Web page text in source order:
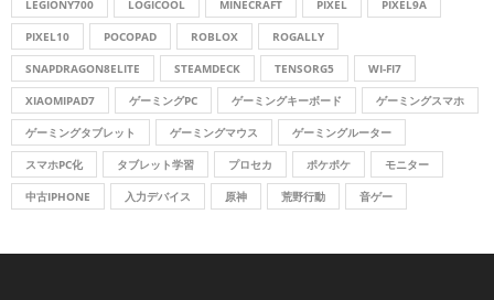
LEGIONY700 LOGICOOL MINECRAFT PIXEL PIXEL9A
PIXEL10 POCOPAD ROBLOX ROGALLY
SNAPDRAGON8ELITE STEAMDECK TENSORG5 WI-FI7
XIAOMIPAD7 ゲーミングPC ゲーミングキーボード ゲーミングスマホ
ゲーミングタブレット ゲーミングマウス ゲーミングルーター
スマホPC化 タブレット学習 プロセカ ポケポケ モニター
中古IPHONE 入力デバイス 原神 荒野行動 音ゲー